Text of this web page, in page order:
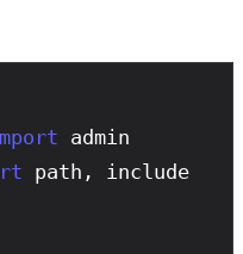
path, include